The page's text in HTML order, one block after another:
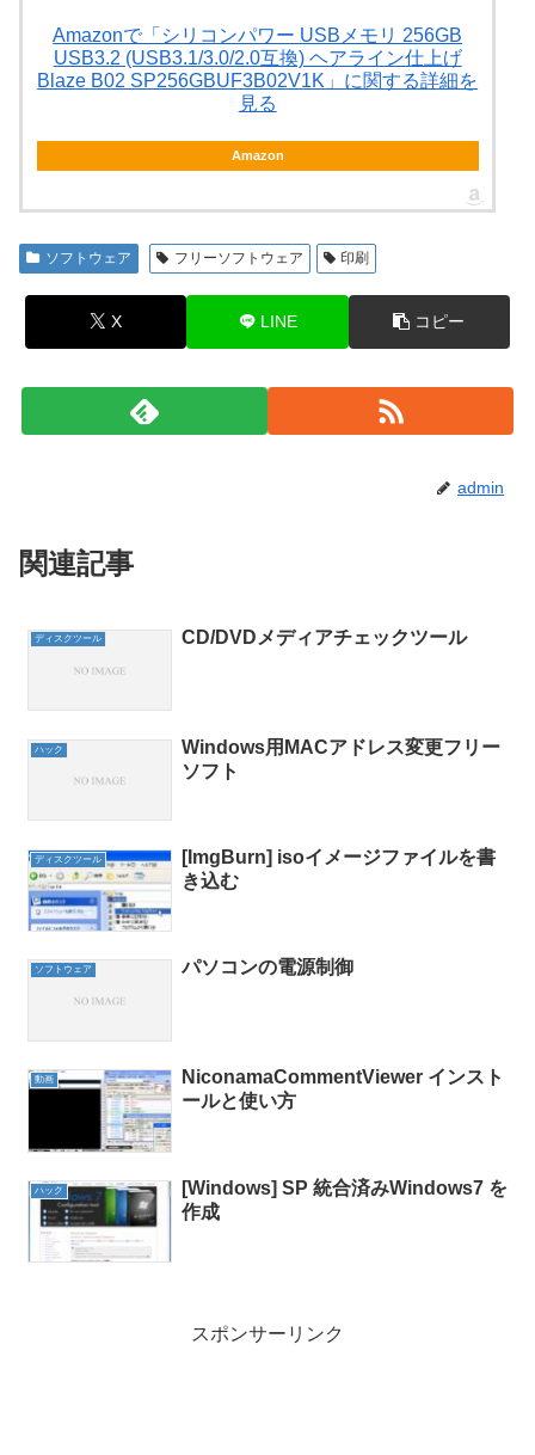
Amazonで「シリコンパワー USBメモリ 256GB
USB3.2 (USB3.1/3.0/2.0互換) ヘアライン仕上げ
Blaze B02 SP256GBUF3B02V1K」に関する詳細を
見る
Amazon
ソフトウェア フリーソフトウェア 印刷
X LINE コピー
admin
関連記事
ディスクツール CD/DVDメディアチェックツール
ハック
Windows用MACアドレス変更フリー
ソフト
ディスクツール
[ImgBurn] isoイメージファイルを書
き込む
ソフトウェア パソコンの電源制御
動画
NiconamaCommentViewer インスト
ールと使い方
ハック
[Windows] SP 統合済みWindows7 を
作成
スポンサーリンク